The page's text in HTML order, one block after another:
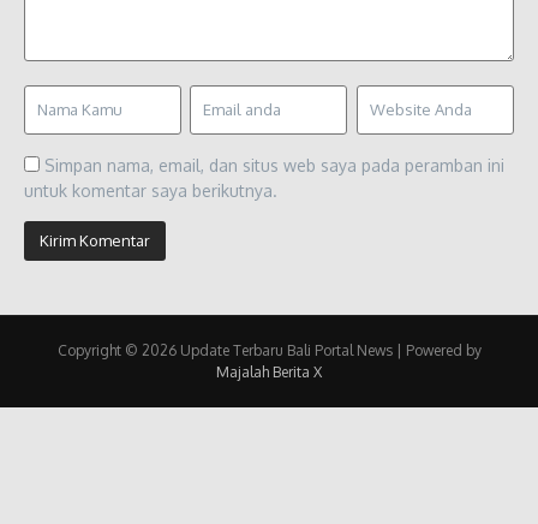
Simpan nama, email, dan situs web saya pada peramban ini
untuk komentar saya berikutnya.
Copyright © 2026 Update Terbaru Bali Portal News | Powered by
Majalah Berita X